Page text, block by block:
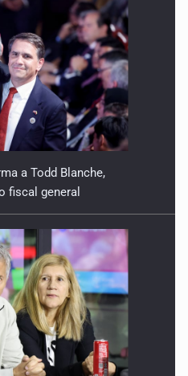
a Todd Blanche,
fiscal general